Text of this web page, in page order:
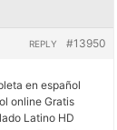
#13950
REPLY
en español
online Gratis
Latino HD